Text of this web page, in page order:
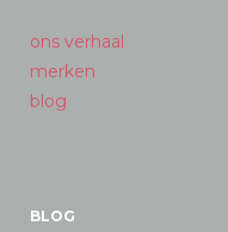
ons verhaal
merken
blog
BLOG